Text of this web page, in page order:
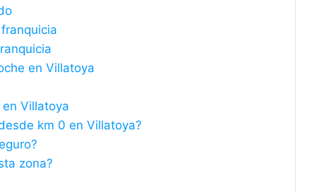
en Villatoya
Villatoya
km 0 en Villatoya?
zona?